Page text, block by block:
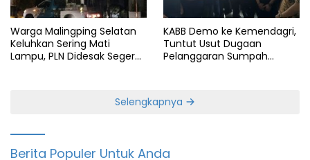
Warga Malingping Selatan
Keluhkan Sering Mati
Lampu, PLN Didesak Segera
KABB Demo ke Kemendagri,
Tuntut Usut Dugaan
Pelanggaran Sumpah
Selengkapnya
Berita Populer Untuk Anda